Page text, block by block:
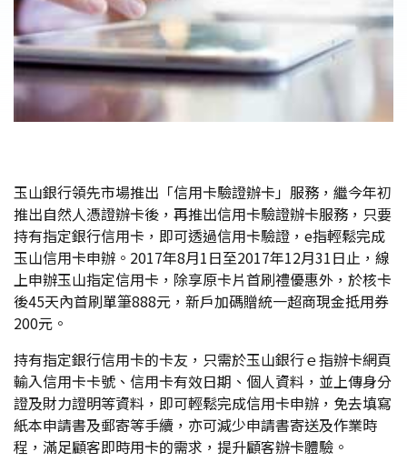
玉山銀行領先市場推出「信用卡驗證辦卡」服務，繼今年初
推出自然人憑證辦卡後，再推出信用卡驗證辦卡服務，只要
持有指定銀行信用卡，即可透過信用卡驗證，e指輕鬆完成
玉山信用卡申辦。2017年8月1日至2017年12月31日止，線
上申辦玉山指定信用卡，除享原卡片首刷禮優惠外，於核卡
後45天內首刷單筆888元，新戶加碼贈統一超商現金抵用券
200元。
持有指定銀行信用卡的卡友，只需於玉山銀行ｅ指辦卡網頁
輸入信用卡卡號、信用卡有效日期、個人資料，並上傳身分
證及財力證明等資料，即可輕鬆完成信用卡申辦，免去填寫
紙本申請書及郵寄等手續，亦可減少申請書寄送及作業時
程，滿足顧客即時用卡的需求，提升顧客辦卡體驗。